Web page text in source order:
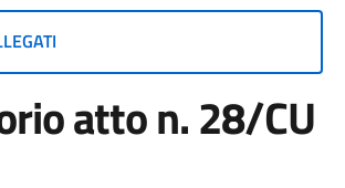
atto n. 28/CU